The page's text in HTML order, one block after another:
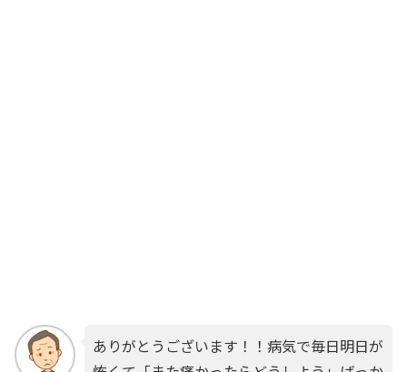
ありがとうございます！！病気で毎日明日が